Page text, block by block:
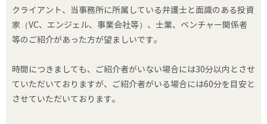
クライアント、当事務所に所属している弁護士と面識のある投資
家（VC、エンジェル、事業会社等）、士業、ベンチャー関係者
等のご紹介があった方が望ましいです。
時間につきましても、ご紹介者がいない場合には30分以内とさせ
ていただいておりますが、ご紹介者がいる場合には60分を目安と
させていただいております。